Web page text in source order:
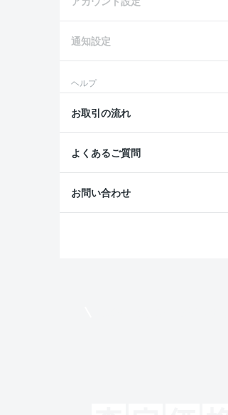
通知設定
ヘルプ
お取引の流れ
よくあるご質問
お問い合わせ